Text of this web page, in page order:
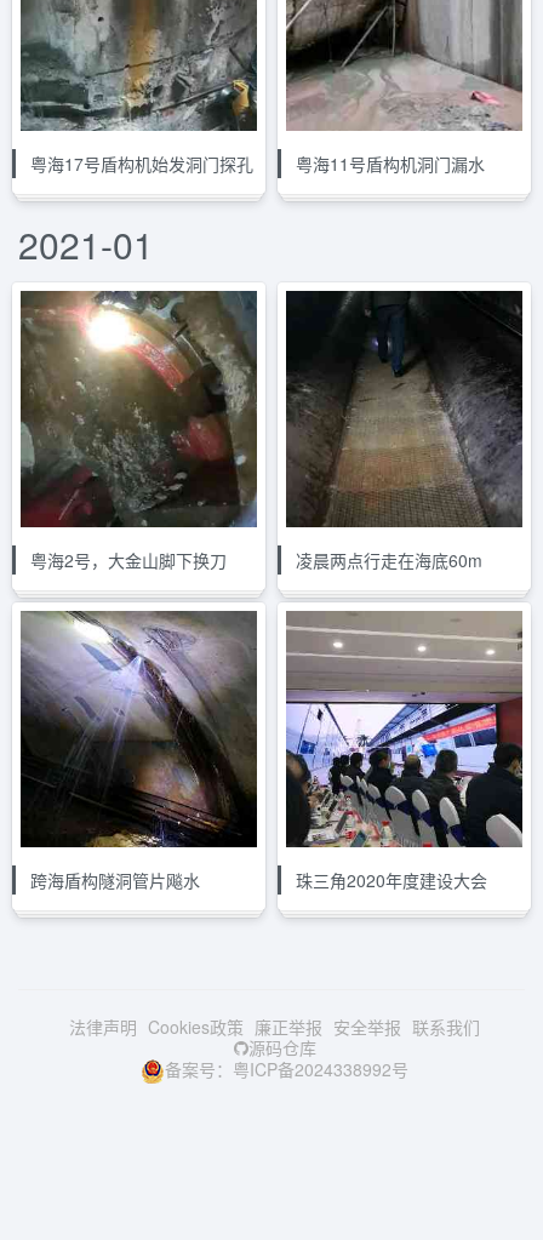
粤海17号盾构机始发洞门探孔 粤海11号盾构机洞门漏水
2021-01
粤海2号，大金山脚下换刀 凌晨两点行走在海底60m
跨海盾构隧洞管片飚水 珠三角2020年度建设大会
法律声明 Cookies政策 廉正举报 安全举报 联系我们
源码仓库
备案号：粤ICP备2024338992号